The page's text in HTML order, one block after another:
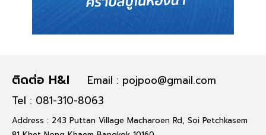
ติดต่อ H&I
Email : pojpoo@gmail.com
Tel : 081-310-8063
Address : 243 Puttan Village Macharoen Rd, Soi Petchkasem